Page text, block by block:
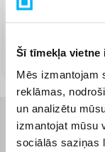
Šī tīmekļa
Mēs izmantojam
reklāmas,
un analizētu
izmantojat mūsu
sociālās saziņas
Augusts 27d. -
Raksturlielumi